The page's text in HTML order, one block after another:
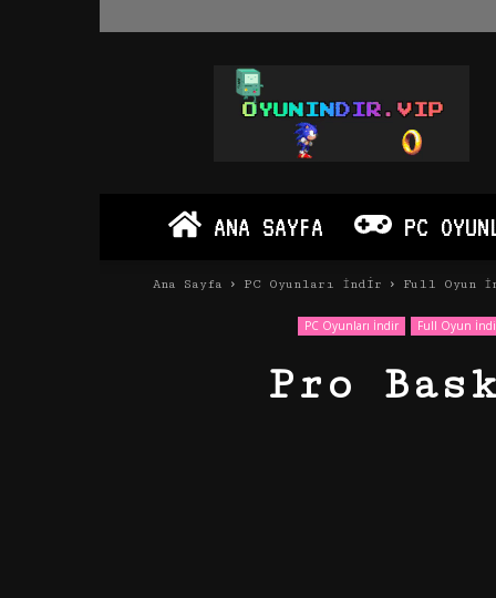
Oyun
İndir
PC
Android
ANA SAYFA PC
Ana Sayfa PC Oyunları İndir Full Oyun
PC Oyunları İndir Full Oyun
Pro